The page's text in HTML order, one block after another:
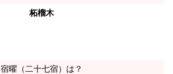
柘榴木
宿曜（二十七宿）は？